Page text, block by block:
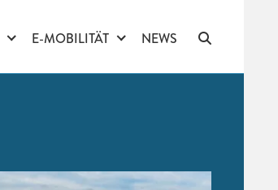
E-MOBILITÄT NEWS